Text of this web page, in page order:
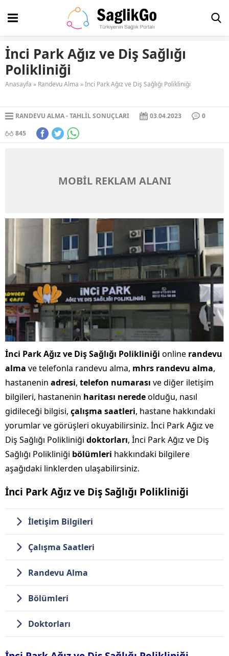
İnci Park Ağız ve Diş Sağlığı
Polikliniği
Anasayfa » Randevu Alma »İnci Park Ağız ve Diş Sağlığı Polikliniği
RANDEVU ALMA TAHLIL SONUÇLARI 03.04.2023
0
845
MOBİL REKLAM ALANI
İnci Park Ağız ve Diş Sağlığı Polikliniği online randevu
alma ve telefonla randevu alma, mhrs randevu alma,
hastanenin adresi, telefon numarası ve diğer iletişim
bilgileri, hastanenin haritası neredeolduğu, nasıl
gidileceği bilgisi, çalışma saatleri, hastane hakkındaki
yorumlar ve görüşleri okuyabilirsiniz. İnci Park Ağız ve
Diş Sağlığı Polikliniği doktorları, İnci Park Ağız ve Diş
Sağlığı Polikliniği bölümleri hakkındaki bilgilere
aşağıdaki linklerden ulaşabilirsiniz.
İnci Park Ağız ve Diş Sağlığı Polikliniği
İletişim Bilgileri
Çalışma Saatleri
Randevu Alma
Bölümleri
Doktorları